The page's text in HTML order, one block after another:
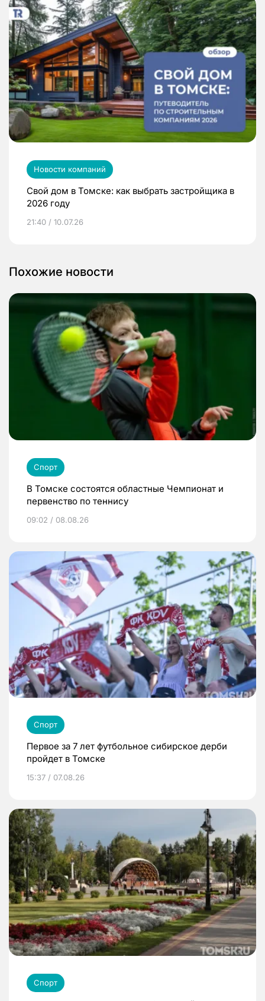
Новости компаний
Свой дом в Томске: как выбрать застройщика в
2026 году
21:40 / 10.07.26
Похожие новости
Спорт
В Томске состоятся областные Чемпионат и
первенство по теннису
09:02 / 08.08.26
Спорт
Первое за 7 лет футбольное сибирское дерби
пройдет в Томске
15:37 / 07.08.26
Спорт